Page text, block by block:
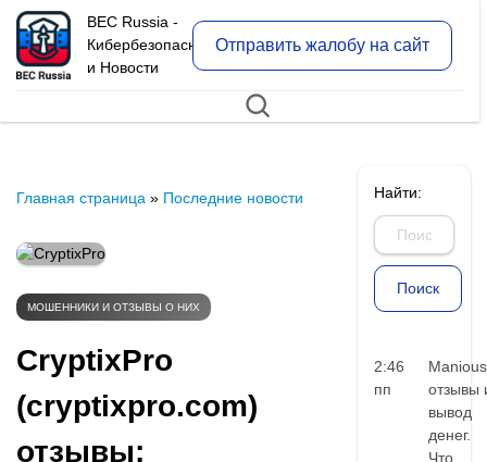
BEC Russia -
Кибербезопасность
и Новости
Отправить жалобу на сайт
Главная страница » Последние новости
МОШЕННИКИ И ОТЗЫВЫ О НИХ
CryptixPro
(cryptixpro.com)
отзывы:
Найти:
2:46
пп
Manious
отзывы
вывод
денег.
Что